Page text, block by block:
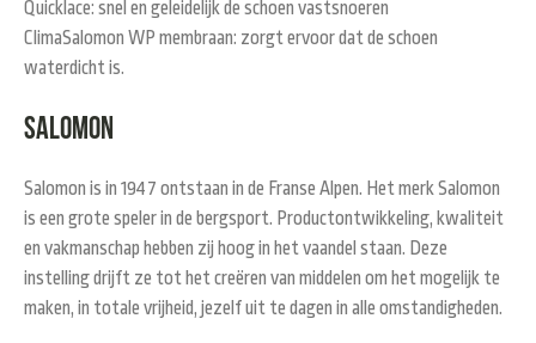
Quicklace: snel en geleidelijk de schoen vastsnoeren
ClimaSalomon WP membraan: zorgt ervoor dat de schoen
waterdicht is.
Salomon
Salomon is in 1947 ontstaan in de Franse Alpen. Het merk Salomon
is een grote speler in de bergsport. Productontwikkeling, kwaliteit
en vakmanschap hebben zij hoog in het vaandel staan. Deze
instelling drijft ze tot het creëren van middelen om het mogelijk te
maken, in totale vrijheid, jezelf uit te dagen in alle omstandigheden.